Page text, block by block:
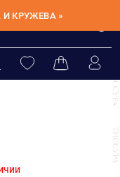
КРУЖЕВА »